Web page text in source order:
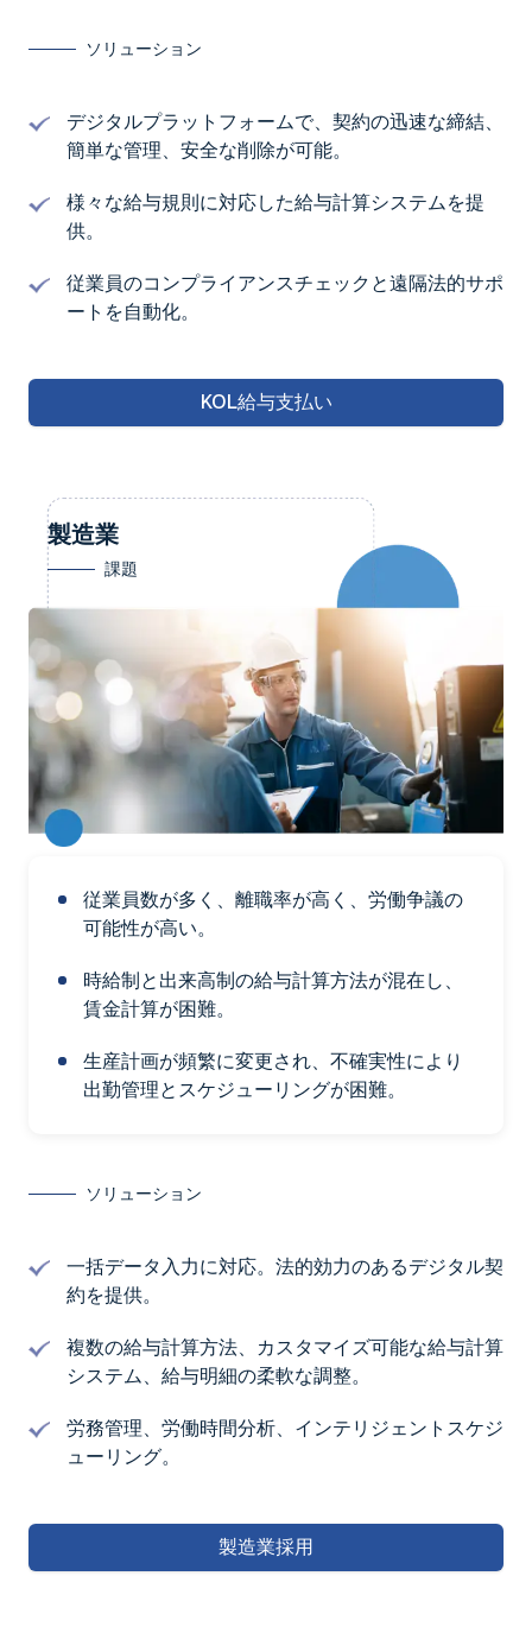
ソリューション
デジタルプラットフォームで、契約の迅速な締結、
簡単な管理、安全な削除が可能。
様々な給与規則に対応した給与計算システムを提
供。
従業員のコンプライアンスチェックと遠隔法的サポ
ートを自動化。
KOL給与支払い
製造業
課題
従業員数が多く、離職率が高く、労働争議の
可能性が高い。
時給制と出来高制の給与計算方法が混在し、
賃金計算が困難。
生産計画が頻繁に変更され、不確実性により
出勤管理とスケジューリングが困難。
ソリューション
一括データ入力に対応。法的効力のあるデジタル契
約を提供。
複数の給与計算方法、カスタマイズ可能な給与計算
システム、給与明細の柔軟な調整。
労務管理、労働時間分析、インテリジェントスケジ
ューリング。
製造業採用